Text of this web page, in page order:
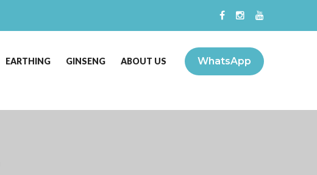
WhatsApp
EARTHING GINSENG ABOUT US